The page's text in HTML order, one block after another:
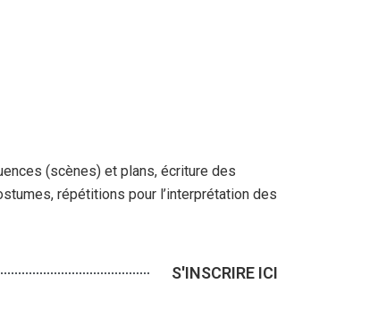
(scènes) et plans, écriture des
répétitions pour l’interprétation des
S'INSCRIRE ICI